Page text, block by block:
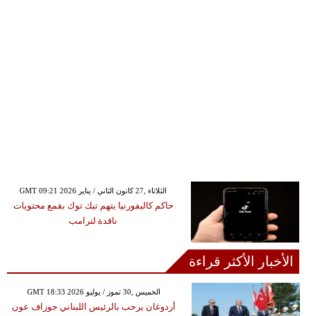
GMT 09:21 2026 الثلاثاء ,27 كانون الثاني / يناير
حاكم كاليفورنيا يتهم تيك توك بقمع محتويات
ناقدة لترامب
الأخبار الأكثر قراءة
GMT 18:33 2026 الخميس ,30 تموز / يوليو
أردوغان يرحب بالرئيس اللبناني جوزاف عون